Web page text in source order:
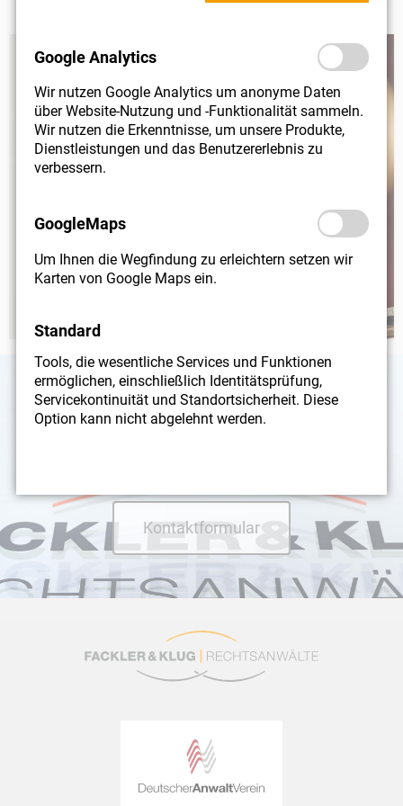
Kontakt
Nehmen Sie hier direkt Kontakt mit uns auf und wir
Kontaktformular
Google Analytics
Wir nutzen Google Analytics um anonyme Daten
über Website-Nutzung und -Funktionalität sammeln.
Wir nutzen die Erkenntnisse, um unsere Produkte,
Dienstleistungen und das Benutzererlebnis zu
verbessern.
GoogleMaps
Um Ihnen die Wegfindung zu erleichtern setzen wir
Karten von Google Maps ein.
Standard
Tools, die wesentliche Services und Funktionen
ermöglichen, einschließlich Identitätsprüfung,
Servicekontinuität und Standortsicherheit. Diese
Option kann nicht abgelehnt werden.